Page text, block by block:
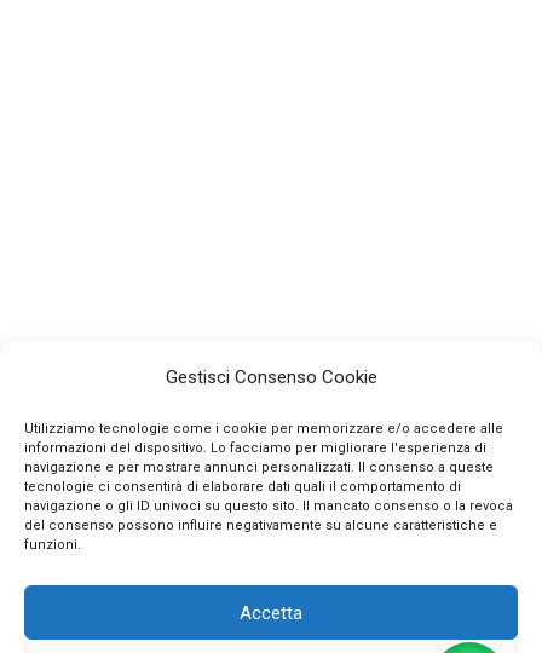
Gestisci Consenso Cookie
Utilizziamo tecnologie come i cookie per memorizzare e/o accedere alle
informazioni del dispositivo. Lo facciamo per migliorare l'esperienza di
navigazione e per mostrare annunci personalizzati. Il consenso a queste
tecnologie ci consentirà di elaborare dati quali il comportamento di
navigazione o gli ID univoci su questo sito. Il mancato consenso o la revoca
del consenso possono influire negativamente su alcune caratteristiche e
funzioni.
Accetta
INFO
SEGUICI SUI SOCIAL